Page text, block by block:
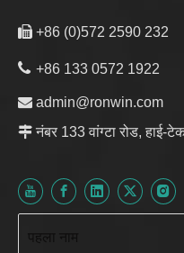
 +86 (0)572 2590 232
 +86 133 0572 1922
 admin@ronwin.com
 नंबर 133 वांग्टा रोड, हाई-